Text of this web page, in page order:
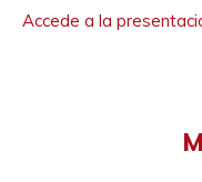
Accede a la